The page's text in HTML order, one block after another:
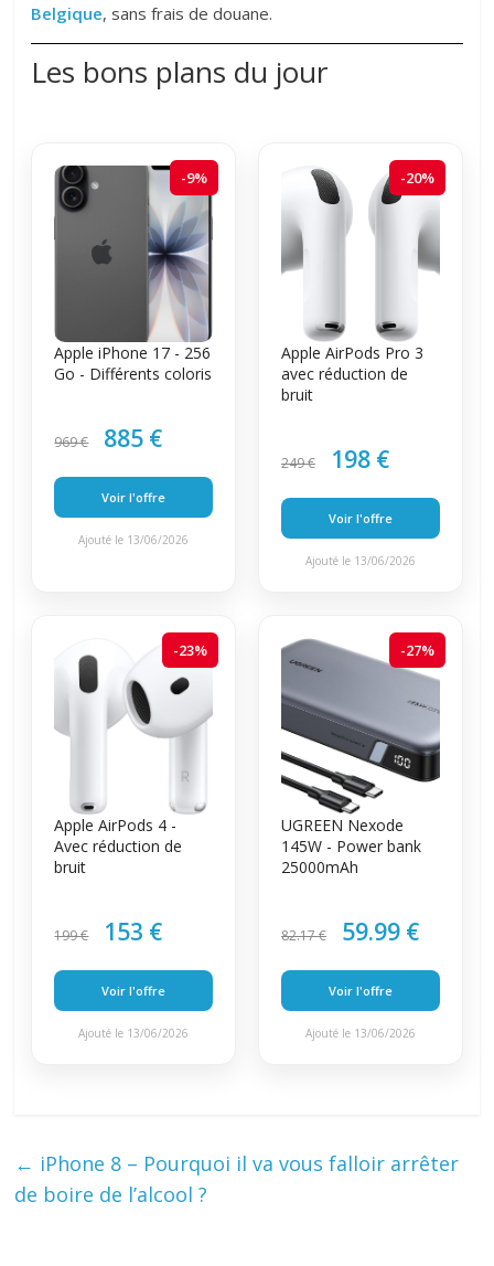
Belgique, sans frais de douane.
Les bons plans du jour
-9%
Apple iPhone 17 - 256
Go - Différents coloris
969 € 885 €
Voir l'offre
Ajouté le 13/06/2026
-20%
Apple AirPods Pro 3
avec réduction de
bruit
249 € 198 €
Voir l'offre
Ajouté le 13/06/2026
-23%
Apple AirPods 4 -
Avec réduction de
bruit
199 € 153 €
Voir l'offre
Ajouté le 13/06/2026
-27%
UGREEN Nexode
145W - Power bank
25000mAh
82.17 € 59.99 €
Voir l'offre
Ajouté le 13/06/2026
← iPhone 8 – Pourquoi il va vous falloir arrêter
de boire de l’alcool ?